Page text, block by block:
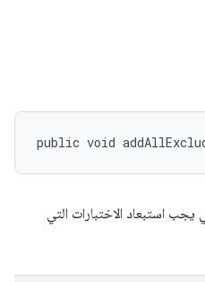
public void
يجب استبعاد الاختبارات التي